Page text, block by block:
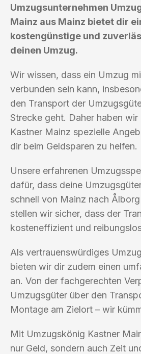
Umzugsunternehmen
Mainz aus Mainz bietet dir
kostengünstige und
deinen Umzug.
Wir wissen, dass ein Umzug
verbunden sein kann,
den Transport der
Strecke geht. Daher haben
Kastner Mainz spezielle
dir beim Geldsparen zu helfen.
Unsere erfahrenen
dafür, dass deine
schnell von Mainz nach
stellen wir sicher, dass der
kosteneffizient und
Als vertrauenswürdiges
bieten wir dir zudem einen
an. Von der fachgerechten
Umzugsgüter über den
Montage am Zielort – wir
Mit Umzugskönig Kastner
nur Geld, sondern auch Zeit